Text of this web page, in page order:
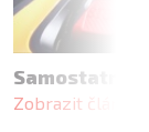
Samostatný
Zobrazit článek